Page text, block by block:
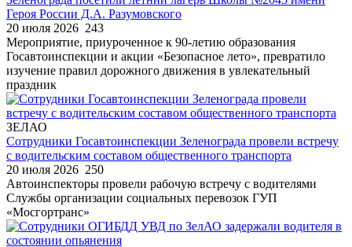
Героя России Д.А. Разумовского
20 июля 2026 243
Мероприятие, приуроченное к 90-летию образования
Госавтоинспекции и акции «Безопасное лето», превратило
изучение правил дорожного движения в увлекательный
праздник
ЗЕЛАО
Сотрудники Госавтоинспекции Зеленограда провели встречу
с водительским составом общественного транспорта
20 июля 2026 250
Автоинспекторы провели рабочую встречу с водителями
Службы организации социальных перевозок ГУП
«Мосгортранс»